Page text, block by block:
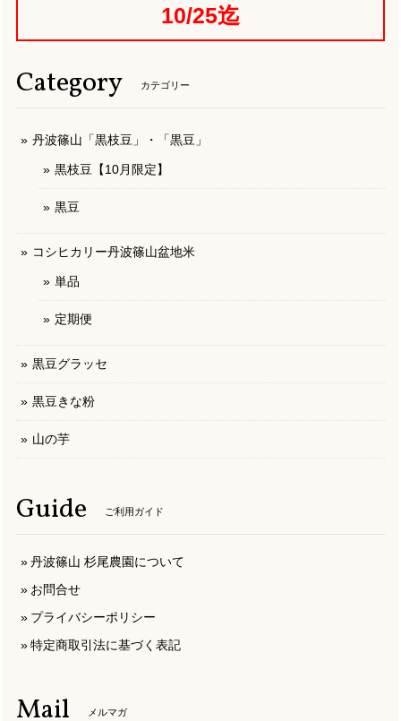
10/25迄
Category カテゴリー
丹波篠山「黒枝豆」・「黒豆」
黒枝豆【10月限定】
黒豆
コシヒカリー丹波篠山盆地米
単品
定期便
黒豆グラッセ
黒豆きな粉
山の芋
Guide ご利用ガイド
丹波篠山 杉尾農園について
お問合せ
プライバシーポリシー
特定商取引法に基づく表記
Mail メルマガ